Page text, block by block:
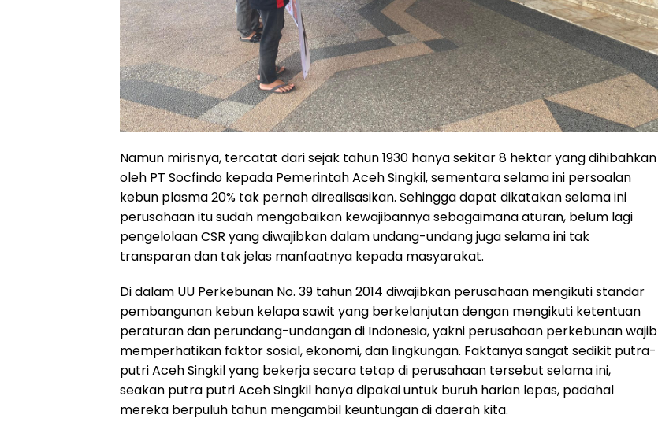
Namun mirisnya, tercatat dari sejak tahun 1930 hanya sekitar 8 hektar yang dihibahkan
oleh PT Socfindo kepada Pemerintah Aceh Singkil, sementara selama ini persoalan
kebun plasma 20% tak pernah direalisasikan. Sehingga dapat dikatakan selama ini
perusahaan itu sudah mengabaikan kewajibannya sebagaimana aturan, belum lagi
pengelolaan CSR yang diwajibkan dalam undang-undang juga selama ini tak
transparan dan tak jelas manfaatnya kepada masyarakat.
Di dalam UU Perkebunan No. 39 tahun 2014 diwajibkan perusahaan mengikuti standar
pembangunan kebun kelapa sawit yang berkelanjutan dengan mengikuti ketentuan
peraturan dan perundang-undangan di Indonesia, yakni perusahaan perkebunan wajib
memperhatikan faktor sosial, ekonomi, dan lingkungan. Faktanya sangat sedikit putra-
putri Aceh Singkil yang bekerja secara tetap di perusahaan tersebut selama ini,
seakan putra putri Aceh Singkil hanya dipakai untuk buruh harian lepas, padahal
mereka berpuluh tahun mengambil keuntungan di daerah kita.